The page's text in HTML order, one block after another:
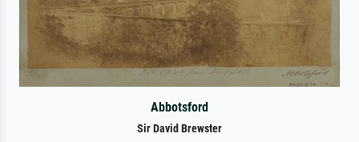
Abbotsford
Sir David Brewster